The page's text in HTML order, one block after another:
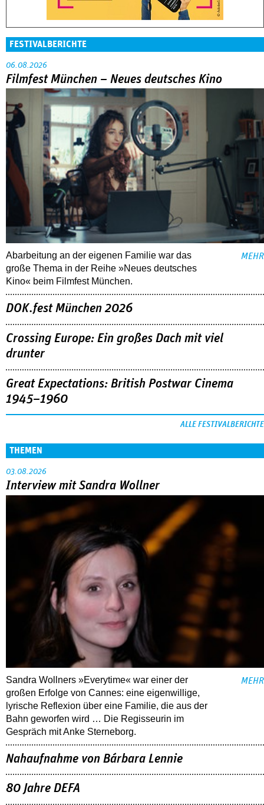
FESTIVALBERICHTE
06.08.2026
Filmfest München – Neues deutsches Kino
Abarbeitung an der eigenen Familie war das
große Thema in der Reihe »Neues deutsches
Kino« beim Filmfest München.
MEHR
DOK.fest München 2026
Crossing Europe: Ein großes Dach mit viel
drunter
Great Expectations: British Postwar Cinema
1945–1960
ALLE FESTIVALBERICHTE
THEMEN
03.08.2026
Interview mit Sandra Wollner
Sandra Wollners »Everytime« war einer der
großen Erfolge von Cannes: eine eigenwillige,
lyrische Reflexion über eine ­Familie, die aus der
Bahn geworfen wird … Die Regisseurin im
Gespräch mit Anke Sterneborg.
MEHR
Nahaufnahme von Bárbara Lennie
80 Jahre DEFA